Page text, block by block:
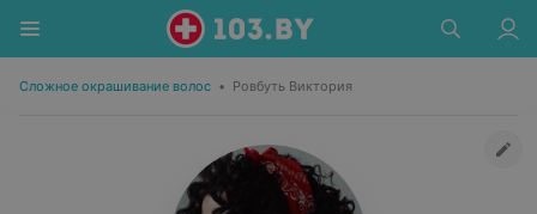
Сложное окрашивание волос • Ровбуть Виктория